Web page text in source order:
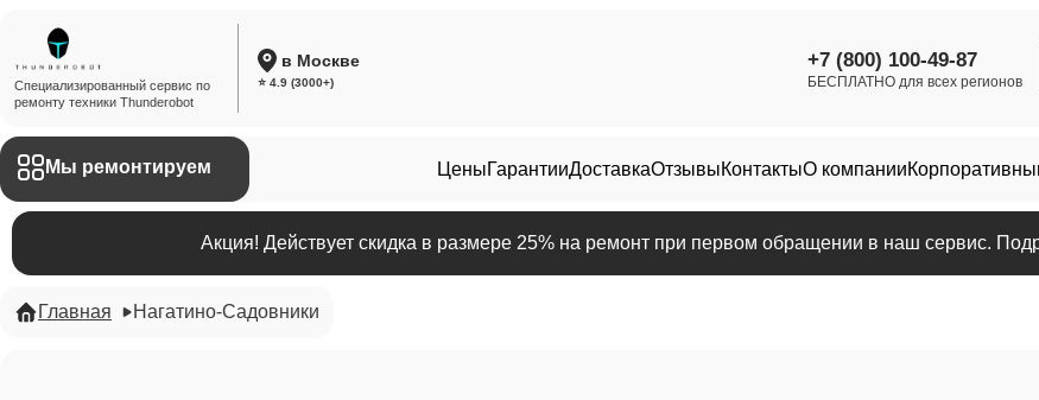
Специализированный сервис по
ремонту техники Thunderobot
в Москве
⭐ 4.9 (3000+)
+7 (800) 100-49-87
БЕСПЛАТНО для всех регионов
Мы ремонтируем ЦеныГарантииДоставкаОтзывыКонтактыО компании
Акция! Действует скидка в размере 25% на ремонт при первом обращении в наш сервис.
Главная Нагатино-Садовники